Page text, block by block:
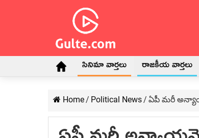
సినిమా వార్తలు రాజకీయ వార్తలు
Home/ Political News/ ఏపీ మరీ